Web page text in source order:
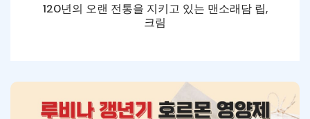
120년의 오랜 전통을 지키고 있는 맨소래담 립,
크림